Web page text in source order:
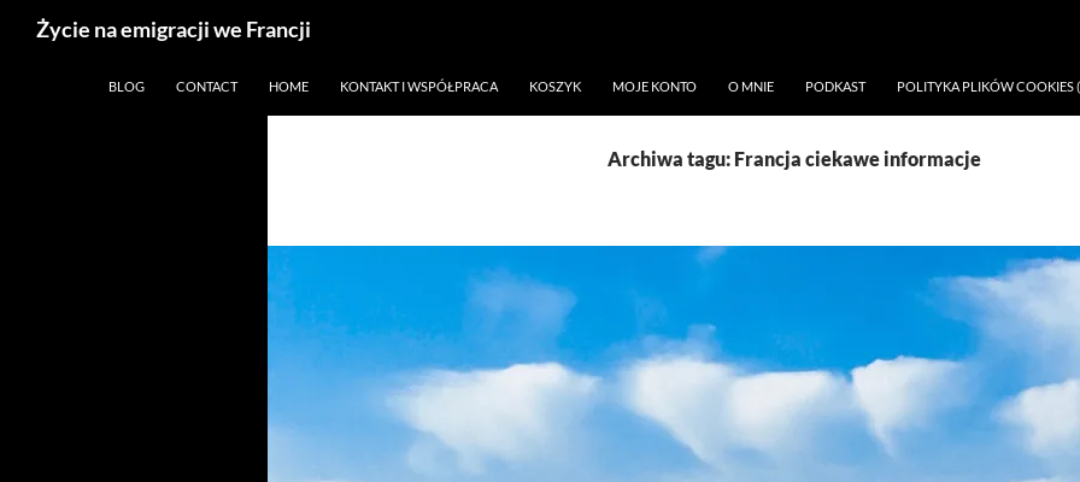
Życie na emigracji we Francji
BLOG CONTACT HOME KONTAKT I WSPÓŁPRACA KOSZYK MOJE KONTO O MNIE PODKAST POLITYKA PLIKÓW COOKIES
Archiwa tagu: Francja ciekawe informacje